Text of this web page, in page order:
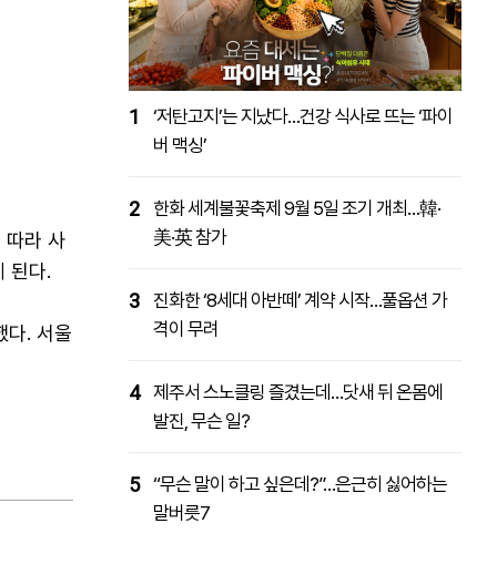
따라 사
된다.
다. 서울
1
‘저탄고지’는 지났다…건강 식사로 뜨는 ‘파이
버 맥싱’
2
한화 세계불꽃축제 9월 5일 조기 개최…韓·
美·英 참가
3 진화한 ‘8세대 아반떼’ 계약 시작…풀옵션 가
격이 무려
4 제주서 스노클링 즐겼는데…닷새 뒤 온몸에
발진, 무슨 일?
5 “무슨 말이 하고 싶은데?”…은근히 싫어하는
말버릇7